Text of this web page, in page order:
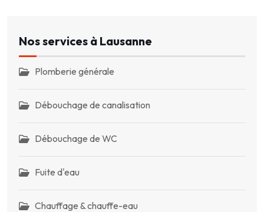
Nos services à Lausanne
Plomberie générale
Débouchage de canalisation
Débouchage de WC
Fuite d'eau
Chauffage & chauffe-eau